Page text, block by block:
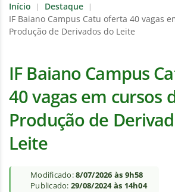
Início | Destaque |
IF Baiano Campus Catu oferta 40 vagas
Produção de Derivados do Leite
IF Baiano Campus
40 vagas em cursos
Produção de
Leite
Modificado:8/07/2026 às 9h58
Publicado: 29/08/2024 às 14h04